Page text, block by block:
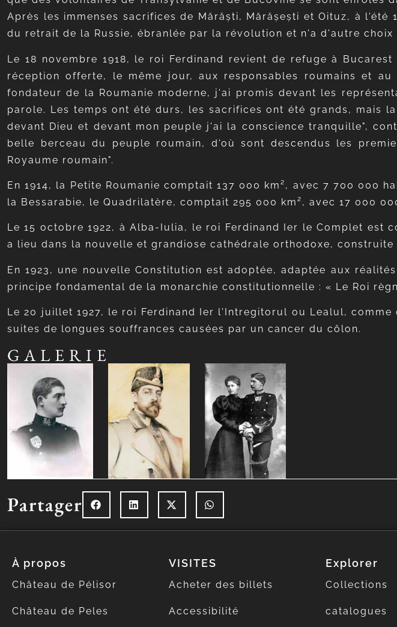
Après les immenses sacrifices de Mărăști, Mărășești et Oituz, à
du retrait de la Russie, ébranlée par la révolution et n'a d'autre
Le 18 novembre 1918, le roi Ferdinand revient de refuge à
réception offerte, le même jour, aux responsables roumains et
fondateur de la Roumanie moderne, j'ai promis devant les
parole. Les temps ont été durs, les sacrifices ont été grands, mais
devant Dieu et devant mon peuple j'ai la conscience tranquille",
belle berceau du peuple roumain, d'où sont descendus les
Royaume roumain".
En 1914, la Petite Roumanie comptait 137 000 km², avec 7 700 000
la Bessarabie, le Quadrilatère, comptait 295 000 km², avec 17 000
Le 15 octobre 1922, à Alba-Iulia, le roi Ferdinand Ier le Complet est
a lieu dans la nouvelle et grandiose cathédrale orthodoxe,
En 1923, une nouvelle Constitution est adoptée, adaptée aux
principe fondamental de la monarchie constitutionnelle : « Le Roi
Le 20 juillet 1927, le roi Ferdinand Ier l'Intregitorul ou Lealul,
suites de longues souffrances causées par un cancer du côlon.
GALERIE
Partager
À propos
Château de Pélisor
Château de Peles
VISITES
Acheter des billets
Accessibilité
Explorer
Collections
catalogues